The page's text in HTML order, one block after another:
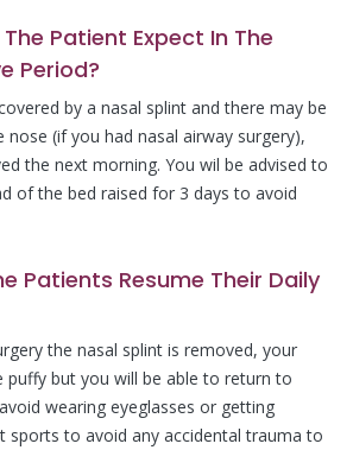
Patient Expect In The
Period?
by a nasal splint and there may be
nose (if you had nasal airway surgery),
the next morning. You wil be advised to
of the bed raised for 3 days to avoid
Patients Resume Their Daily
the nasal splint is removed, your
puffy but you will be able to return to
wearing eyeglasses or getting
sports to avoid any accidental trauma to